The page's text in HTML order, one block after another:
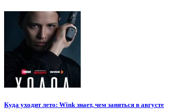
Куда уходит лето: Wink знает, чем заняться в августе